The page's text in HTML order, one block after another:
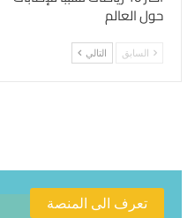
حول العالم
السابق التالي
تعرف الى المنصة